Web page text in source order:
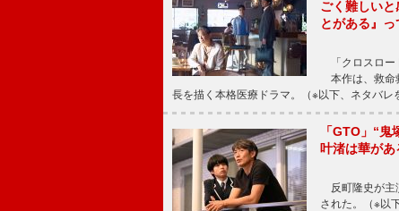
ごく難しい
とがある』
「クロスロー
本作は、救命
長を描く本格医療ドラマ。（※以下、ネタバ
「GTO」“
叶渚は華があ
反町隆史が主
された。（※以